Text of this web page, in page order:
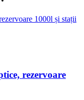
rezervoare